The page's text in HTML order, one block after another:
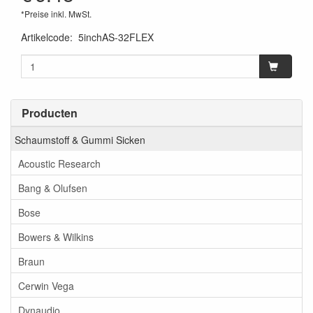
Producten
Schaumstoff & Gummi Sicken
Acoustic Research
Bang & Olufsen
Bose
Bowers & Wilkins
Braun
Cerwin Vega
Dynaudio
*Preise inkl. MwSt.
Artikelcode: 5inchAS-32FLEX